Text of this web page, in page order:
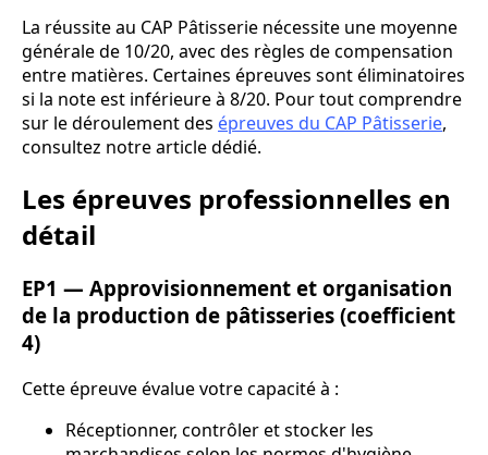
La réussite au CAP Pâtisserie nécessite une moyenne
générale de 10/20, avec des règles de compensation
entre matières. Certaines épreuves sont éliminatoires
si la note est inférieure à 8/20. Pour tout comprendre
sur le déroulement des épreuves du CAP Pâtisserie,
consultez notre article dédié.
Les épreuves professionnelles en
détail
EP1 — Approvisionnement et organisation
de la production de pâtisseries (coefficient
4)
Cette épreuve évalue votre capacité à :
Réceptionner, contrôler et stocker les